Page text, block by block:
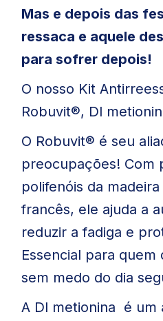
Mas e depois das
ressaca e aquele
para sofrer depois!
O nosso Kit
Robuvit®, Dl
O Robuvit® é seu
preocupações! Com
polifenóis da
francês, ele ajuda a
reduzir a fadiga e
Essencial para
sem medo do dia
A Dl metionina é um